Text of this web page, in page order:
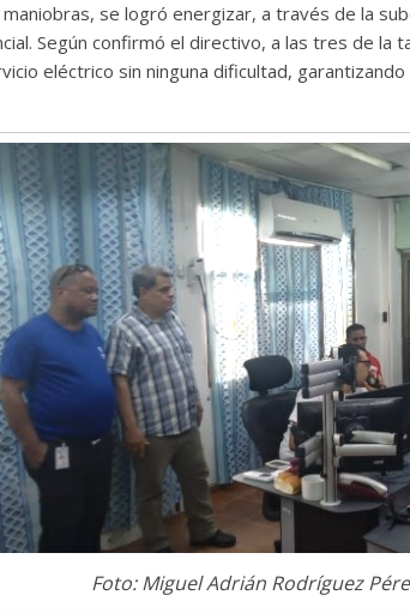
se logró energizar, a través de la
Según confirmó el directivo, a las tres de la
eléctrico sin ninguna dificultad,
Foto: Miguel Adrián Rodríguez